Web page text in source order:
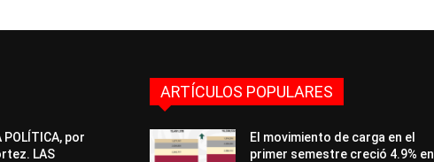
POLÍTICA, por
LAS
ARTÍCULOS POPULARES
El movimiento de carga en el
primer semestre creció 4.9% en